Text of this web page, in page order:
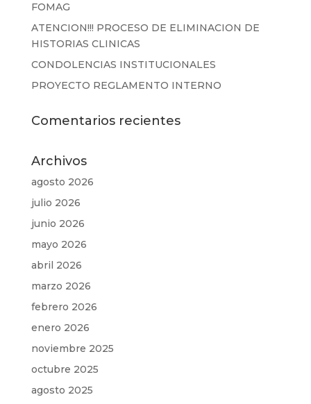
FOMAG
ATENCION!!! PROCESO DE ELIMINACION DE
HISTORIAS CLINICAS
CONDOLENCIAS INSTITUCIONALES
PROYECTO REGLAMENTO INTERNO
Comentarios recientes
Archivos
agosto 2026
julio 2026
junio 2026
mayo 2026
abril 2026
marzo 2026
febrero 2026
enero 2026
noviembre 2025
octubre 2025
agosto 2025